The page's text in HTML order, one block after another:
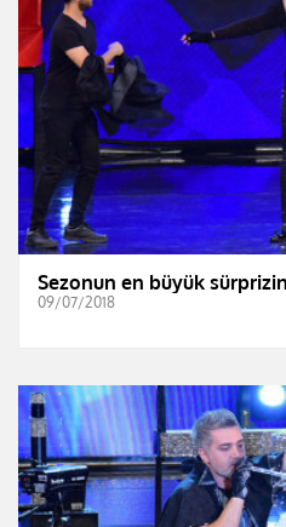
Sezonun en büyük
09/07/2018